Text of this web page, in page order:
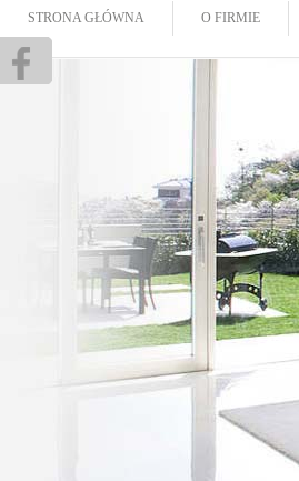
STRONA GŁÓWNA O FIRMIE